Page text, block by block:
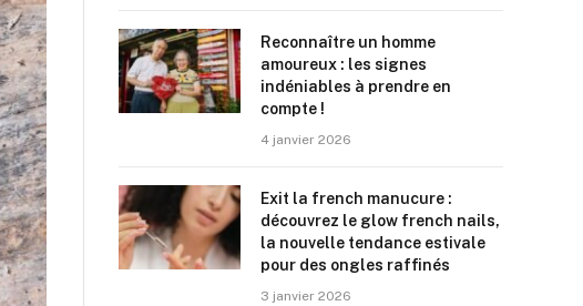
Reconnaître un homme
amoureux : les signes
indéniables à prendre en
compte !
4 janvier 2026
Exit la french manucure :
découvrez le glow french nails,
la nouvelle tendance estivale
pour des ongles raffinés
3 janvier 2026